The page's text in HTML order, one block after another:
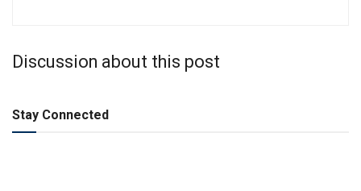
Discussion about this post
Stay Connected